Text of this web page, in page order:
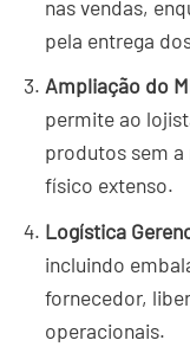
nas vendas,
pela entrega
Ampliação do
permite ao
produtos sem
físico extenso.
Logística
incluindo
fornecedor,
operacionais.